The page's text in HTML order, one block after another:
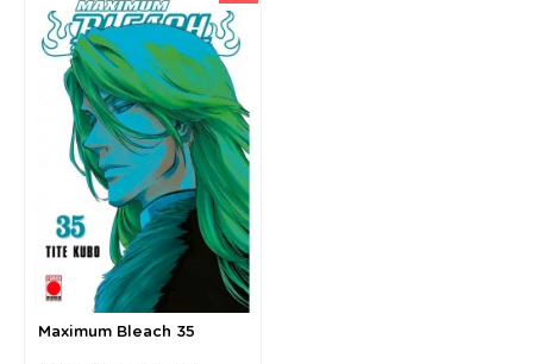
Maximum Bleach 35